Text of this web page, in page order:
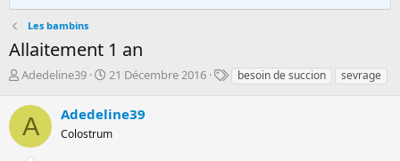
Les bambins
Allaitement 1 an
D
m
a
r
Adedeline39
D
t
e
d
21 Décembre 2016
Tbesoin de succion sevrage
A Adedeline39
Colostrum